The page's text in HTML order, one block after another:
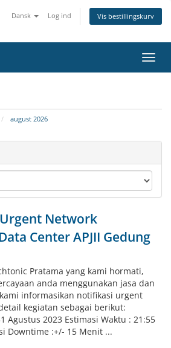
Dansk Log ind Vis bestillingskurv
Skift
august 2026
Network
Center APJII Gedung
Pratama yang kami hormati,
anda menggunakan jasa dan
informasikan notifikasi urgent
kegiatan sebagai berikut:
Agustus 2023 Estimasi Waktu : 21:55
Downtime :+/- 15 Menit ...